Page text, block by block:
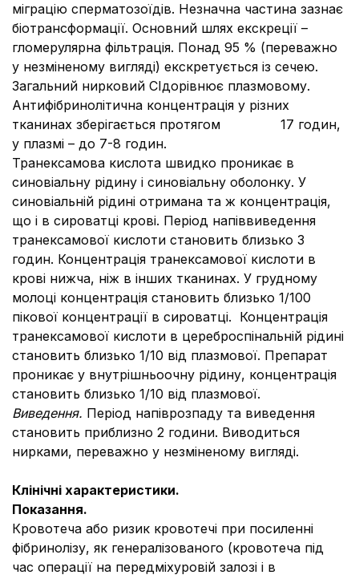
міграцію сперматозоїдів. Незначна частина зазнає
біотрансформації. Основний шлях екскреції –
гломерулярна фільтрація. Понад 95 % (переважно
у незміненому вигляді) екскретується із сечею.
Загальний нирковий СIдорівнює плазмовому.
Антифібринолітична концентрація у різних
тканинах зберігається протягом 17 годин,
у плазмі – до 7-8 годин.
Транексамова кислота швидко проникає в
синовіальну рідину і синовіальну оболонку. У
синовіальній рідині отримана та ж концентрація,
що і в сироватці крові. Період напіввиведення
транексамової кислоти становить близько 3
годин. Концентрація транексамової кислоти в
крові нижча, ніж в інших тканинах. У грудному
молоці концентрація становить близько 1/100
пікової концентрації в сироватці. Концентрація
транексамової кислоти в цереброспінальній рідині
становить близько 1/10 від плазмової. Препарат
проникає у внутрішньоочну рідину, концентрація
становить близько 1/10 від плазмової.
Виведення. Період напіврозпаду та виведення
становить приблизно 2 години. Виводиться
нирками, переважно у незміненому вигляді.
Клінічні характеристики.
Показання.
Кровотеча або ризик кровотечі при посиленні
фібринолізу, як генералізованого (кровотеча під
час операції на передміхуровій залозі і в